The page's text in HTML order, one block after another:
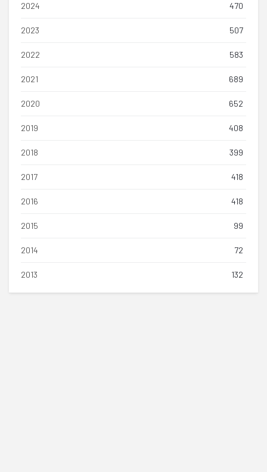
2024 470
2023 507
2022 583
2021 689
2020 652
2019 408
2018 399
2017 418
2016 418
2015 99
2014 72
2013 132